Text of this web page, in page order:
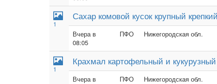
1
Сахар комовой кусок крупный крепкий
Вчера в
08:05
ПФО Нижегородская обл.
1
Крахмал картофельный и
Вчера в
ПФО Нижегородская обл.